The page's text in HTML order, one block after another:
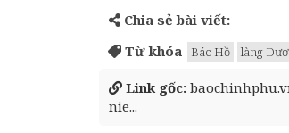
Chia sẻ bài viết:
Từ khóa
Bác Hồ làng
Link gốc:
nie...